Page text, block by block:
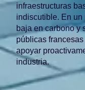
infraestructuras
indiscutible. En
baja en carbono y
públicas
apoyar
industria.